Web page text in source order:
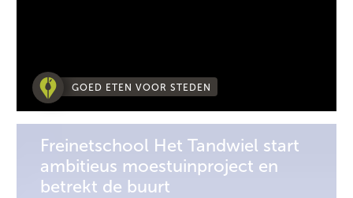
GOED ETEN VOOR STEDEN
Freinetschool Het Tandwiel start
ambitieus moestuinproject en
betrekt de buurt